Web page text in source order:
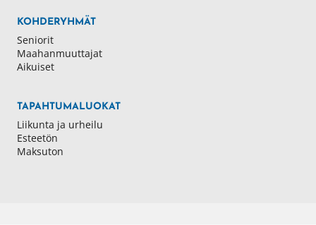
KOHDERYHMÄT
Seniorit
Maahanmuuttajat
Aikuiset
TAPAHTUMALUOKAT
Liikunta ja urheilu
Esteetön
Maksuton